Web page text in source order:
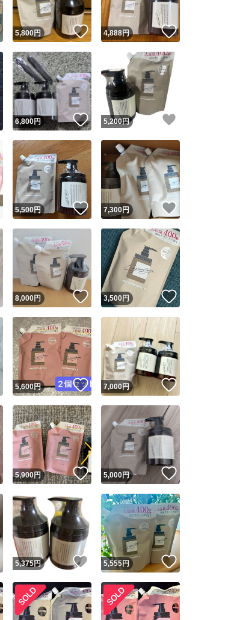
安心発送 このユーザーは設定した発送日数内に発
いいね！
5,800円 いいね！
4,888円 いいね！
いいね！
6,800円 いいね！
5,200円
いいね！
5,500円 いいね！
7,300円
いいね！
8,000円 いいね！
3,500円 いいね！
いいね！
5,600円 いいね！
7,000円
いいね！
5,900円 いいね！
5,000円
いいね！
5,375円 いいね！
5,555円 いいね！